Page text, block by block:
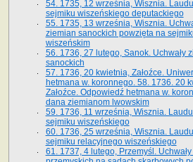
54. 1735, 12 września, Wisznia.
sejmiku wiszeńskiego deputackiego
55. 1735, 13 września, Wisznia.
ziemian sanockich powzięta na
wiszeńskim
56. 1736, 27 lutego, Sanok. Uchwały
sanockich
57. 1736, 20 kwietnia, Załoźce.
hetmana w. koronnego. 58. 1736. 20
Załoźce. Odpowiedź hetmana w.
dana ziemianom lwowskim
59. 1736, 11 września, Wisznia.
sejmiku wiszeńskiego
60. 1736, 25 września, Wisznia.
sejmiku relacyjnego wiszeńskiego
61. 1737, 4 lutego, Przemyśl.